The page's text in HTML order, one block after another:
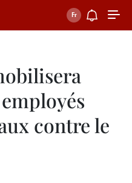
contre le